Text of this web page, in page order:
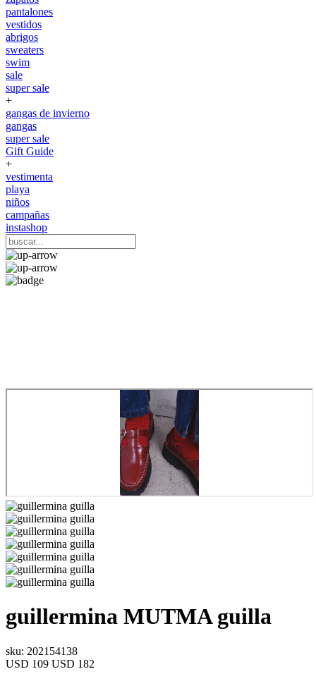
pantalones
vestidos
abrigos
sweaters
swim
sale
super sale
+
gangas de invierno
gangas
super sale
Gift Guide
+
vestimenta
playa
niños
campañas
instashop
guillermina MUTMAguilla
sku: 202154138
USD 109 USD 182